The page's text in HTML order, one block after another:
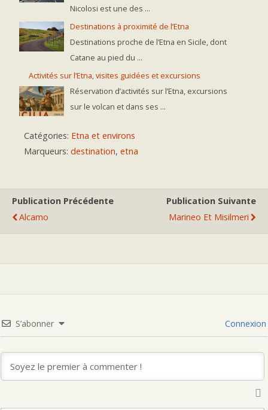
Nicolosi est une des ...
Destinations à proximité de l’Etna
Destinations proche de l’Etna en Sicile, dont
Catane au pied du ...
Activités sur l’Etna, visites guidées et excursions
Réservation d’activités sur l’Etna, excursions
sur le volcan et dans ses ...
Catégories: Etna et environs
Marqueurs: destination, etna
Publication Précédente
Alcamo
Publication Suivante
Marineo Et Misilmeri
S’abonner Connexion